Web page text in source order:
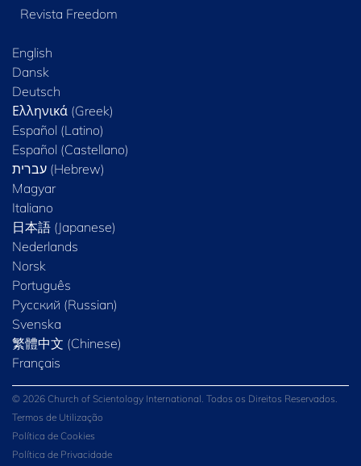
Revista Freedom
English
Dansk
Deutsch
Ελληνικά (Greek)
Español (Latino)
Español (Castellano)
Magyar
Italiano
日本語 (Japanese)
Nederlands
Norsk
Português
Русский (Russian)
Svenska
繁體中文 (Chinese)
Français
© 2026 Church of Scientology International. Todos os Direitos Reservados.
Termos de Utilização
Política de Cookies
Política de Privacidade